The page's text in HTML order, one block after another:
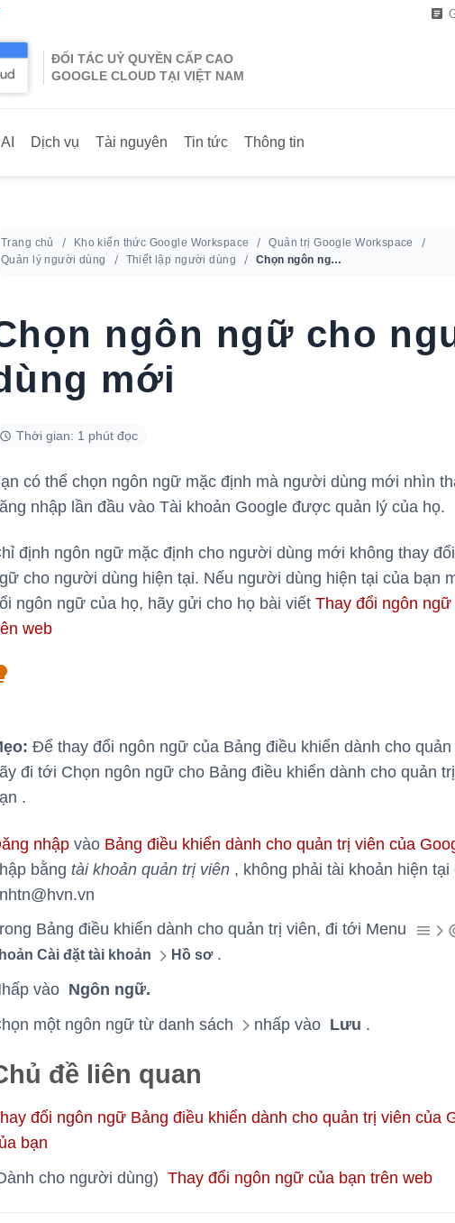
ĐỐI TÁC UỶ QUYỀN CẤP CAO
GOOGLE CLOUD TẠI VIỆT NAM
Dịch vụ Tài nguyên Tin tức Thông tin
Trang chủ Kho kiến thức Google Workspace
Quản trị Google Workspace
Quản lý người dùng
Thiết lập người dùng Chọn ngôn ngữ cho người dùng mới
ngôn ngữ cho
mới
Thời gian: 1 phút đọc
có thể chọn ngôn ngữ mặc định mà người dùng mới nhìn
nhập lần đầu vào Tài khoản Google được quản lý của họ.
định ngôn ngữ mặc định cho người dùng mới không thay
cho người dùng hiện tại. Nếu người dùng hiện tại của bạn
ngôn ngữ của họ, hãy gửi cho họ bài viết Thay đổi ngôn
web
Để thay đổi ngôn ngữ của Bảng điều khiển dành cho quản
đi tới Chọn ngôn ngữ cho Bảng điều khiển dành cho quản
.
nhậpvào Bảng điều khiển dành cho quản trị viên của
bằng tài khoản quản trị viên, không phải tài khoản hiện tại
Bảng điều khiển dành cho quản trị viên, đi tới Menu
Cài đặt tài khoản Hồ sơ.
vào Ngôn ngữ.
một ngôn ngữ từ danh sách
nhấp vào Lưu .
đề liên quan
đổi ngôn ngữ Bảng điều khiển dành cho quản trị viên của
bạn
cho người dùng) Thay đổi ngôn ngữ của bạn trên web